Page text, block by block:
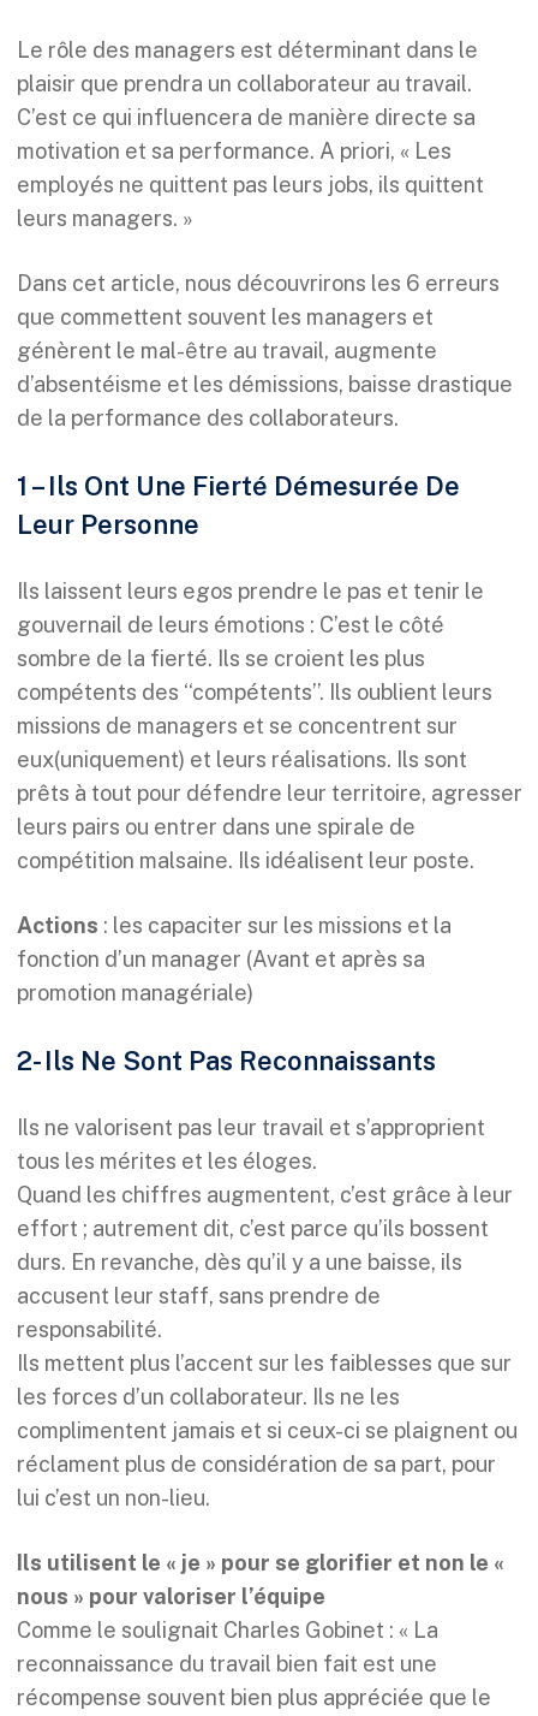
Le rôle des managers est déterminant dans le
plaisir que prendra un collaborateur au travail.
C’est ce qui influencera de manière directe sa
motivation et sa performance. A priori, « Les
employés ne quittent pas leurs jobs, ils quittent
leurs managers. »
Dans cet article, nous découvrirons les 6 erreurs
que commettent souvent les managers et
génèrent le mal-être au travail, augmente
d’absentéisme et les démissions, baisse drastique
de la performance des collaborateurs.
1 – Ils Ont Une Fierté Démesurée De
Leur Personne
Ils laissent leurs egos prendre le pas et tenir le
gouvernail de leurs émotions : C’est le côté
sombre de la fierté. Ils se croient les plus
compétents des ‘‘compétents’’. Ils oublient leurs
missions de managers et se concentrent sur
eux(uniquement) et leurs réalisations. Ils sont
prêts à tout pour défendre leur territoire, agresser
leurs pairs ou entrer dans une spirale de
compétition malsaine. Ils idéalisent leur poste.
Actions : les capaciter sur les missions et la
fonction d’un manager (Avant et après sa
promotion managériale)
2- Ils Ne Sont Pas Reconnaissants
Ils ne valorisent pas leur travail et s’approprient
tous les mérites et les éloges.
Quand les chiffres augmentent, c’est grâce à leur
effort ; autrement dit, c’est parce qu’ils bossent
durs. En revanche, dès qu’il y a une baisse, ils
accusent leur staff, sans prendre de
responsabilité.
Ils mettent plus l’accent sur les faiblesses que sur
les forces d’un collaborateur. Ils ne les
complimentent jamais et si ceux-ci se plaignent ou
réclament plus de considération de sa part, pour
lui c’est un non-lieu.
Ils utilisent le « je » pour se glorifier et non le «
nous » pour valoriser l’équipe
Comme le soulignait Charles Gobinet : « La
reconnaissance du travail bien fait est une
récompense souvent bien plus appréciée que le